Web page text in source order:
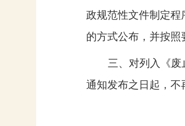
政规范性文件制定
的方式公布，并按照
三、对列入《
通知发布之日起，不